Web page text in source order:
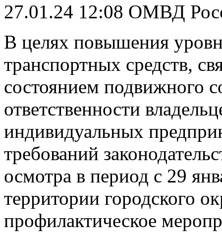
27.01.24 12:08 ОМВД
В целях повышения
транспортных средств,
состоянием подвижного
ответственности
индивидуальных
требований
осмотра в период с 29
территории городского
профилактическое